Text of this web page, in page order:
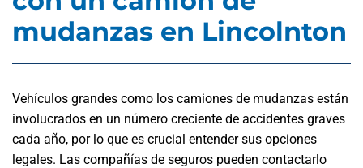
mudanzas en Lincolnton
Vehículos grandes como los camiones de mudanzas están
involucrados en un número creciente de accidentes graves
cada año, por lo que es crucial entender sus opciones
legales. Las compañías de seguros pueden contactarlo